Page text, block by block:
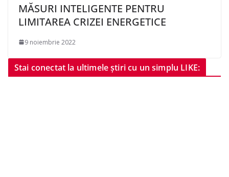
MĂSURI INTELIGENTE PENTRU
LIMITAREA CRIZEI ENERGETICE
9 noiembrie 2022
Stai conectat la ultimele știri cu un simplu LIKE: